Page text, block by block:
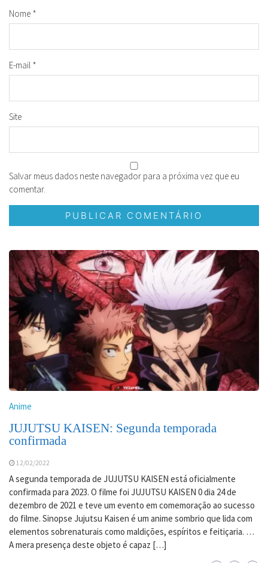
Nome *
E-mail *
Site
Salvar meus dados neste navegador para a próxima vez que eu
comentar.
Anime
JUJUTSU KAISEN: Segunda temporada
confirmada
12/02/2022
A segunda temporada de JUJUTSU KAISEN está oficialmente
confirmada para 2023. O filme foi JUJUTSU KAISEN 0 dia 24 de
dezembro de 2021 e teve um evento em comemoração ao sucesso
do filme. Sinopse Jujutsu Kaisen é um anime sombrio que lida com
elementos sobrenaturais como maldições, espíritos e feitiçaria. …
A mera presença deste objeto é capaz […]